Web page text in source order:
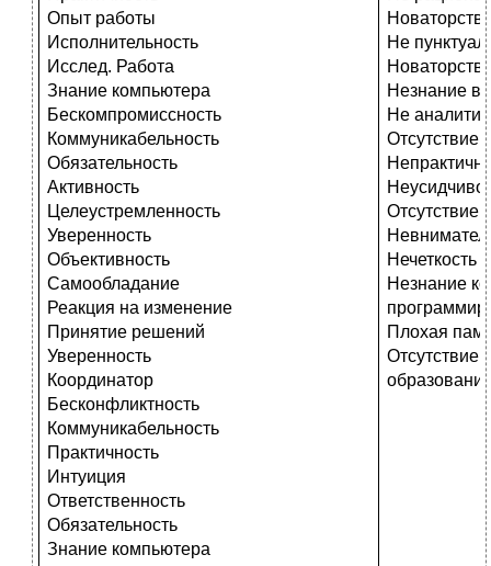
Опыт работы
Исполнительность
Исслед. Работа
Знание компьютера
Бескомпромиссность
Коммуникабельность
Обязательность
Активность
Целеустремленность
Уверенность
Объективность
Самообладание
Реакция на изменение
Принятие решений
Уверенность
Координатор
Бесконфликтность
Коммуникабельность
Практичность
Интуиция
Ответственность
Обязательность
Знание компьютера
Не
Незнание
Не
Отсутствие
Отсутствие
Нечеткость
Незнание
Плохая
Отсутствие